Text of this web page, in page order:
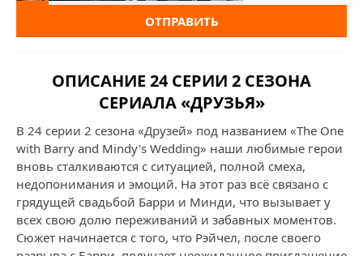
ОТПРАВИТЬ
ОПИСАНИЕ 24 СЕРИИ 2 СЕЗОНА
СЕРИАЛА «ДРУЗЬЯ»
В 24 серии 2 сезона «Друзей» под названием «The One
with Barry and Mindy's Wedding» наши любимые герои
вновь сталкиваются с ситуацией, полной смеха,
недопонимания и эмоций. На этот раз всё связано с
грядущей свадьбой Барри и Минди, что вызывает у
всех свою долю переживаний и забавных моментов.
Сюжет начинается с того, что Рэйчел, после своего